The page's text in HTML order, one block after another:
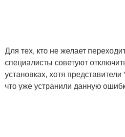
Для тех, кто не желает
специалисты советуют
установках, хотя
что уже устранили данную